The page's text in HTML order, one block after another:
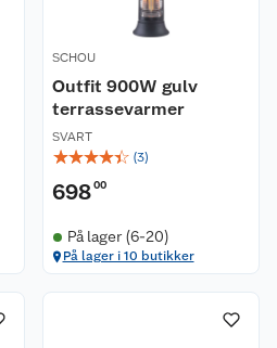
SCHOU
Outfit 900W gulv
terrassevarmer
SVART
☆☆☆☆☆ (3)
69800
På lager (6-20)
På lager i 10 butikker